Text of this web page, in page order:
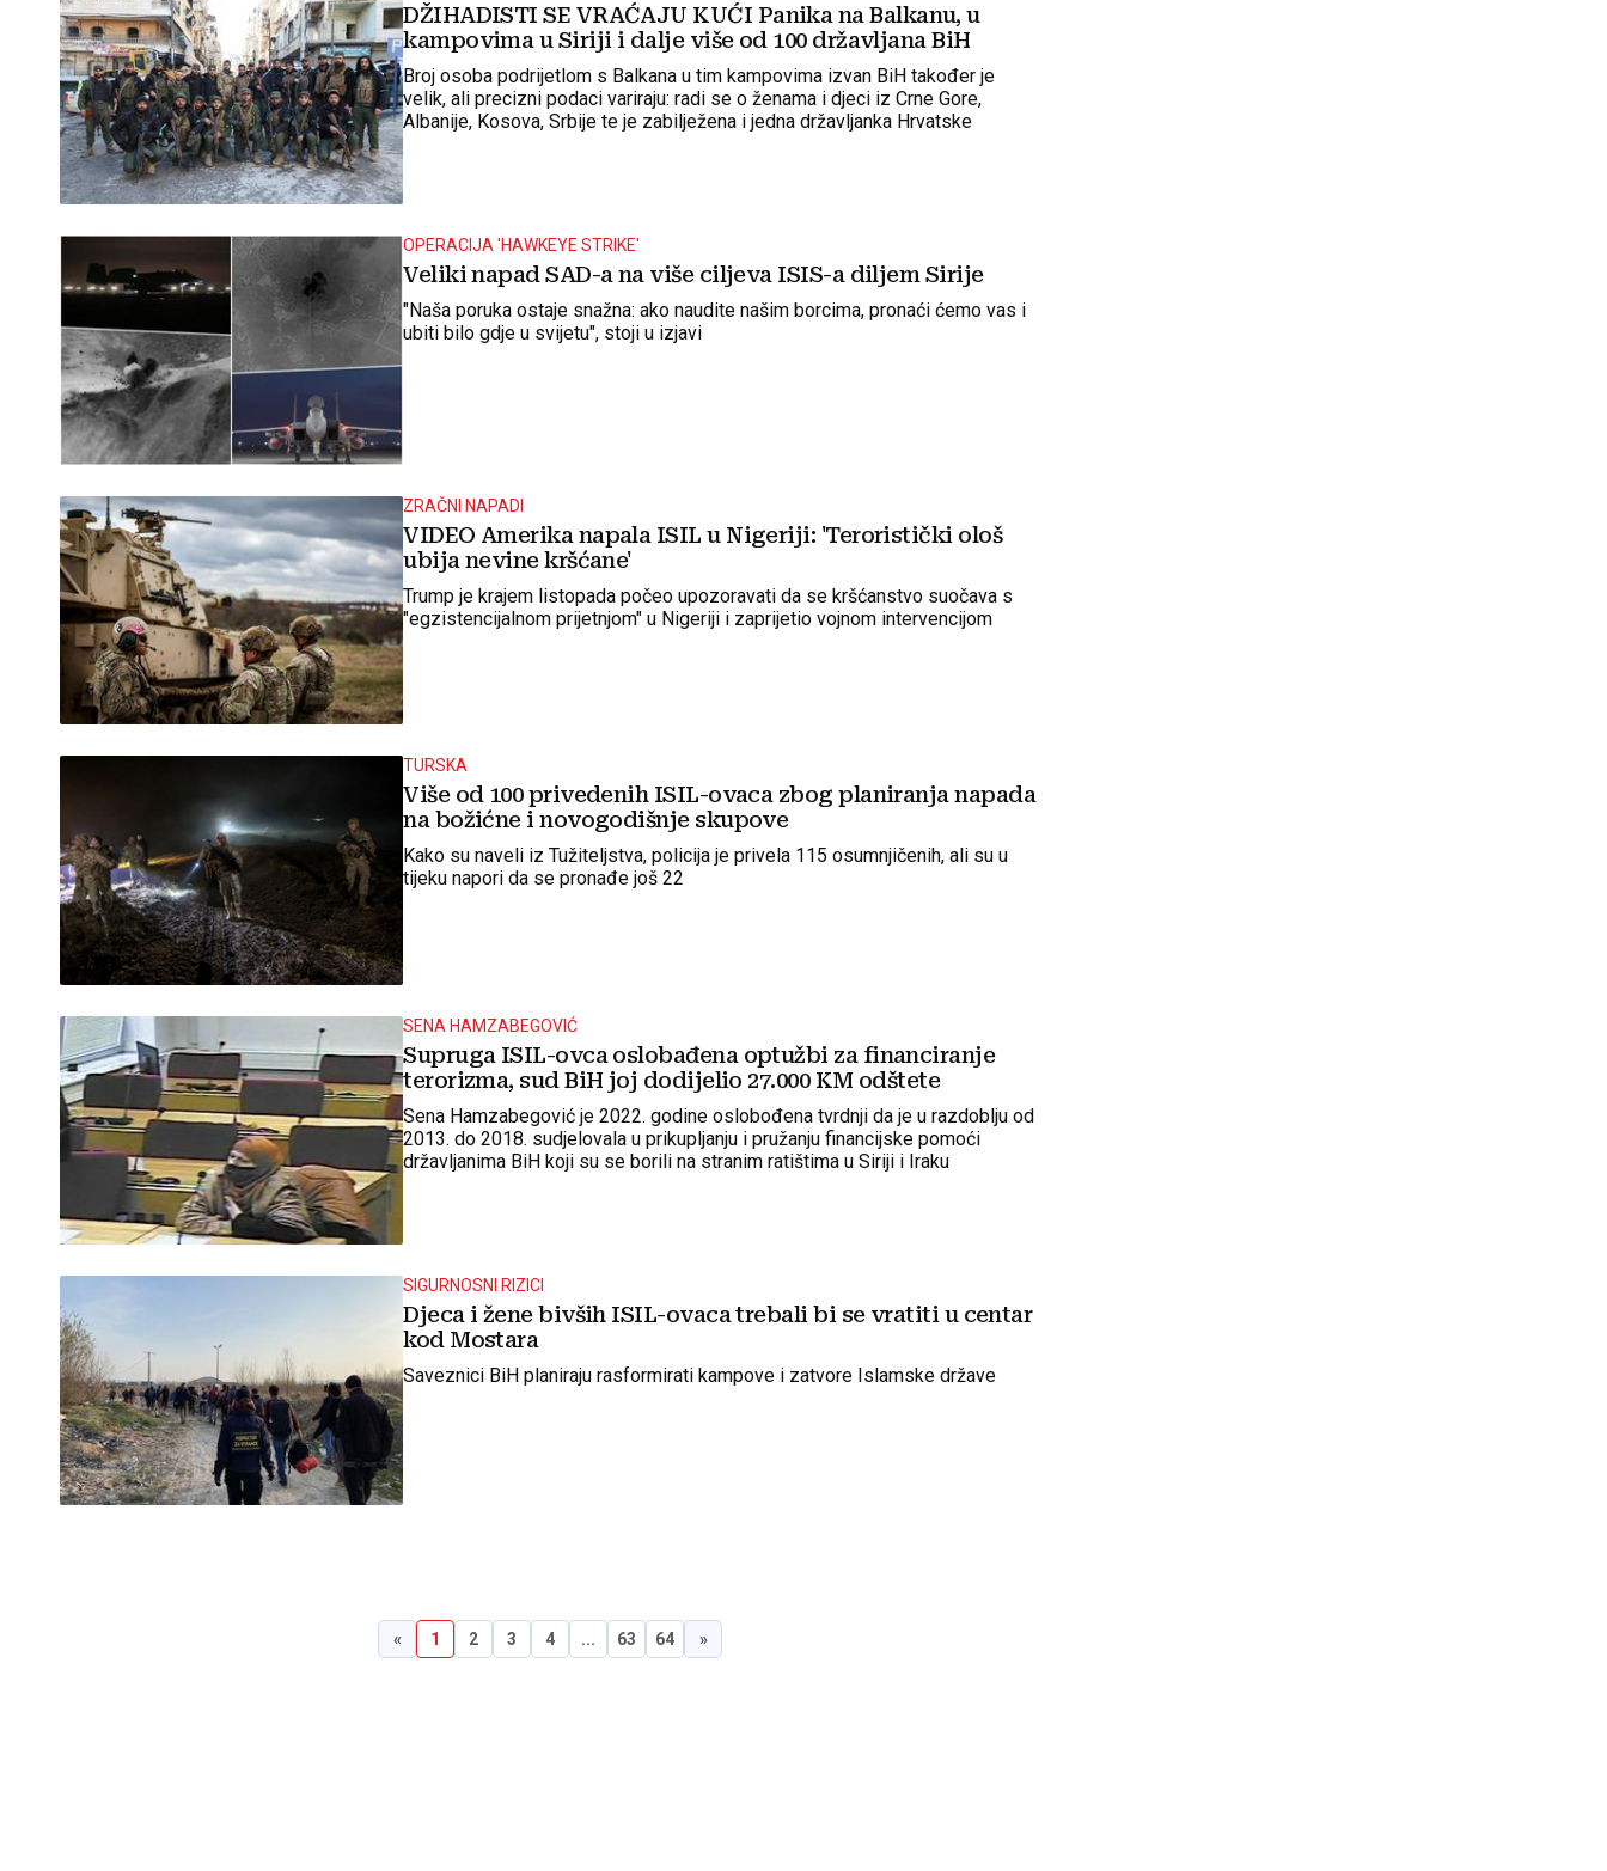
DŽIHADISTI SE VRAĆAJU KUĆI Panika na Balkanu, u
kampovima u Siriji i dalje više od 100 državljana BiH
Broj osoba podrijetlom s Balkana u tim kampovima izvan BiH također je
velik, ali precizni podaci variraju: radi se o ženama i djeci iz Crne Gore,
Albanije, Kosova, Srbije te je zabilježena i jedna državljanka Hrvatske
OPERACIJA 'HAWKEYE STRIKE'
Veliki napad SAD-a na više ciljeva ISIS-a diljem Sirije
"Naša poruka ostaje snažna: ako naudite našim borcima, pronaći ćemo vas i
ubiti bilo gdje u svijetu", stoji u izjavi
ZRAČNI NAPADI
VIDEO Amerika napala ISIL u Nigeriji: 'Teroristički ološ
ubija nevine kršćane'
Trump je krajem listopada počeo upozoravati da se kršćanstvo suočava s
"egzistencijalnom prijetnjom" u Nigeriji i zaprijetio vojnom intervencijom
TURSKA
Više od 100 privedenih ISIL-ovaca zbog planiranja napada
na božićne i novogodišnje skupove
Kako su naveli iz Tužiteljstva, policija je privela 115 osumnjičenih, ali su u
tijeku napori da se pronađe još 22
SENA HAMZABEGOVIĆ
Supruga ISIL-ovca oslobađena optužbi za financiranje
terorizma, sud BiH joj dodijelio 27.000 KM odštete
Sena Hamzabegović je 2022. godine oslobođena tvrdnji da je u razdoblju od
2013. do 2018. sudjelovala u prikupljanju i pružanju financijske pomoći
državljanima BiH koji su se borili na stranim ratištima u Siriji i Iraku
SIGURNOSNI RIZICI
Djeca i žene bivših ISIL-ovaca trebali bi se vratiti u centar
kod Mostara
Saveznici BiH planiraju rasformirati kampove i zatvore Islamske države
« 1 2 3 4 ... 63 64 »